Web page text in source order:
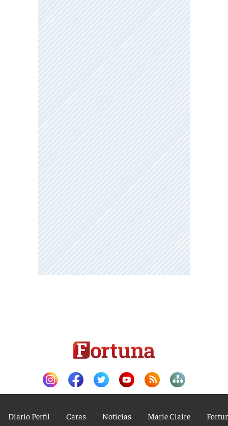
Diario Perfil Caras Noticias Marie Claire